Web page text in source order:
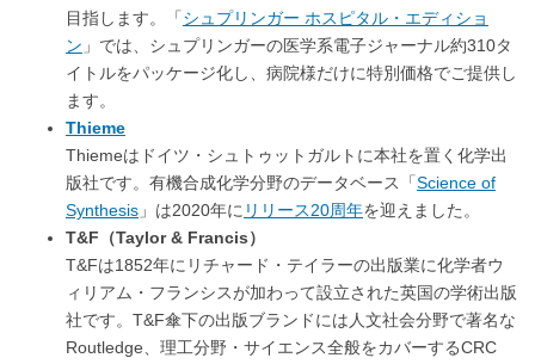
目指します。「シュプリンガー ホスピタル・エディショ
ン 」では、シュプリンガーの医学系電子ジャーナル約310タ
イトルをパッケージ化し、病院様だけに特別価格でご提供し
ます。
Thieme
Thiemeはドイツ・シュトゥットガルトに本社を置く化学出
版社です。有機合成化学分野のデータベース「Science of
Synthesis 」は2020年に リリース20周年を迎えました。
T&F（Taylor & Francis）
T&Fは1852年にリチャード・テイラーの出版業に化学者ウ
ィリアム・フランシスが加わって設立された英国の学術出版
社です。T&F傘下の出版ブランドには人文社会分野で著名な
Routledge、理工分野・サイエンス全般をカバーするCRC